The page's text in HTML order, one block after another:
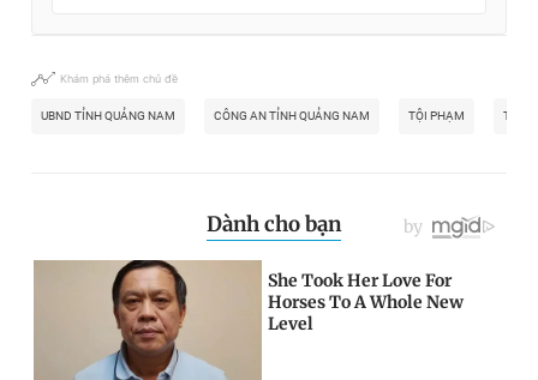
Khám phá thêm chủ đề
UBND TỈNH QUẢNG NAM CÔNG AN TỈNH QUẢNG NAM TỘI PHẠM TỔ